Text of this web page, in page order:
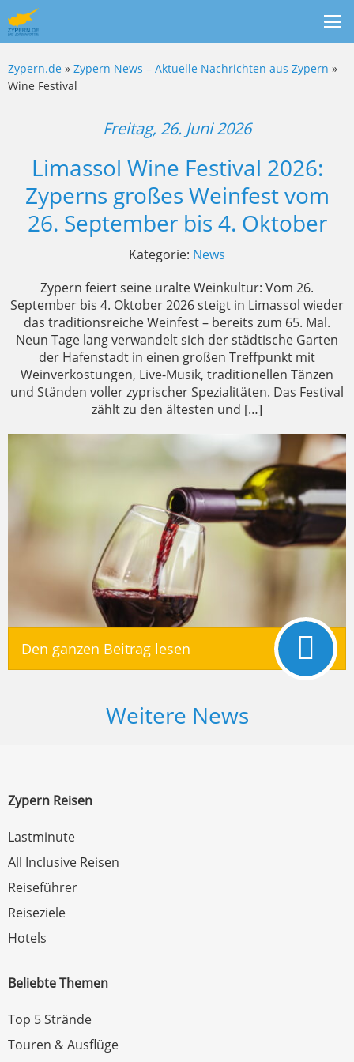
Zypern.de » Zypern News – Aktuelle Nachrichten aus Zypern »
Wine Festival
Freitag, 26. Juni 2026
Limassol Wine Festival 2026:
Zyperns großes Weinfest vom
26. September bis 4. Oktober
Kategorie: News
Zypern feiert seine uralte Weinkultur: Vom 26.
September bis 4. Oktober 2026 steigt in Limassol wieder
das traditionsreiche Weinfest – bereits zum 65. Mal.
Neun Tage lang verwandelt sich der städtische Garten
der Hafenstadt in einen großen Treffpunkt mit
Weinverkostungen, Live-Musik, traditionellen Tänzen
und Ständen voller zyprischer Spezialitäten. Das Festival
zählt zu den ältesten und […]
Den ganzen Beitrag lesen
Weitere News
Zypern Reisen
Lastminute
All Inclusive Reisen
Reiseführer
Reiseziele
Hotels
Beliebte Themen
Top 5 Strände
Touren & Ausflüge